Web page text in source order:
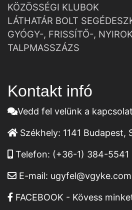
KÖZÖSSÉGI KLUBOK
LÁTHATÁR BOLT
GYÓGY-, FRISSÍTŐ-,
TALPMASSZÁZS
Kontakt infó
Vedd fel velünk a
Székhely: 1141 Budapest,
Telefon: (+36-1) 384-5541
E-mail: ugyfel@vgyke.com
FACEBOOK - Kövess